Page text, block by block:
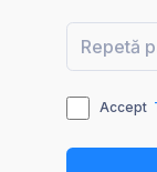
Accept